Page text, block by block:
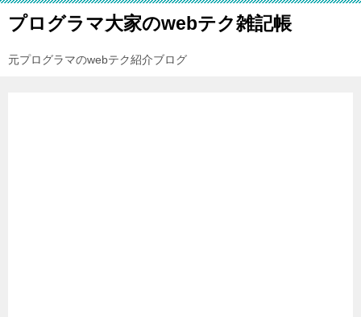
プログラマ大家のwebテク雑記帳
元プログラマのwebテク紹介ブログ